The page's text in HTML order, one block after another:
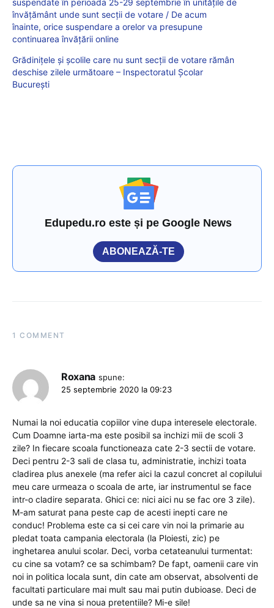
învățământ unde sunt secții de votare / De acum
înainte, orice suspendare a orelor va presupune
continuarea învățării online
Grădinițele și școlile care nu sunt secții de votare rămân
deschise zilele următoare – Inspectoratul Școlar
București
Edupedu.ro este și pe Google News
ABONEAZĂ-TE
1 COMMENT
Roxana spune:
25 septembrie 2020 la 09:23
Numai la noi educatia copiilor vine dupa interesele electorale.
Cum Doamne iarta-ma este posibil sa inchizi mii de scoli 3
zile? In fiecare scoala functioneaza cate 2-3 sectii de votare.
Deci pentru 2-3 sali de clasa tu, administratie, inchizi toata
cladirea plus anexele (ma refer aici la cazul concret al copilului
meu care urmeaza o scoala de arte, iar instrumentul se face
intr-o cladire separata. Ghici ce: nici aici nu se fac ore 3 zile).
M-am saturat pana peste cap de acesti inepti care ne
conduc! Problema este ca si cei care vin noi la primarie au
pledat toata campania electorala (la Ploiesti, zic) pe
inghetarea anului scolar. Deci, vorba cetateanului turmentat:
cu cine sa votam? ce sa schimbam? De fapt, oamenii care vin
noi in politica locala sunt, din cate am observat, absolventi de
facultati particulare mai mult sau mai putin dubioase. Deci de
unde sa ne vina si noua pretentiile? Mi-e sile!